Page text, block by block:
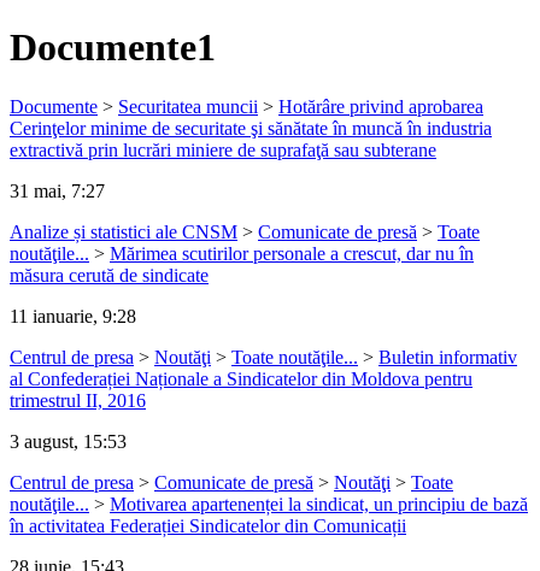
Documente1
Documente > Securitatea muncii > Hotărâre privind aprobarea
Cerinţelor minime de securitate şi sănătate în muncă în industria
extractivă prin lucrări miniere de suprafaţă sau subterane
31 mai, 7:27
Analize și statistici ale CNSM > Comunicate de presă > Toate
noutăţile... > Mărimea scutirilor personale a crescut, dar nu în
măsura cerută de sindicate
11 ianuarie, 9:28
Centrul de presa > Noutăţi > Toate noutăţile... > Buletin informativ
al Confederației Naționale a Sindicatelor din Moldova pentru
trimestrul II, 2016
3 august, 15:53
Centrul de presa > Comunicate de presă > Noutăţi > Toate
noutăţile... > Motivarea apartenenței la sindicat, un principiu de bază
în activitatea Federației Sindicatelor din Comunicații
28 iunie, 15:43